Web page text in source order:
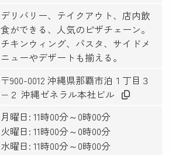
デリバリー、テイクアウト、店内飲
食ができる、人気のピザチェーン。
チキンウィング、パスタ、サイドメ
ニューやデザートも揃える。
〒900-0012 沖縄県那覇市泊１丁目３
−２ 沖縄ゼネラル本社ビル
月曜日: 11時00分～0時00分
火曜日: 11時00分～0時00分
水曜日: 11時00分～0時00分